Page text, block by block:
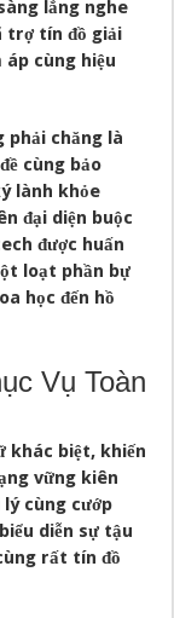
lắng nghe
trợ tín đồ giải
áp cùng hiệu
phải chăng là
cùng bảo
lành khỏe
đại diện buộc
được huấn
loạt phần bự
học đến hồ
Vụ Toàn
khác biệt, khiến
vững kiên
cùng cướp
diễn sự tậu
rất tín đồ